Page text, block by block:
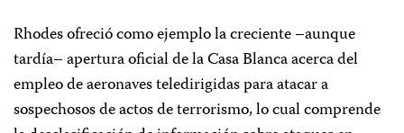
Rhodes ofreció como ejemplo la creciente –aunque
tardía– apertura oficial de la Casa Blanca acerca del
empleo de aeronaves teledirigidas para atacar a
sospechosos de actos de terrorismo, lo cual comprende